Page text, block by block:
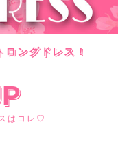
ングドレス！
はコレ♡